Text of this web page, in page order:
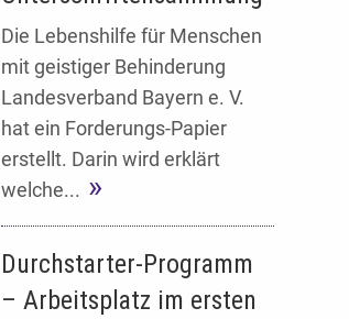
Die Lebenshilfe für Menschen
mit geistiger Behinderung
Landesverband Bayern e. V.
hat ein Forderungs-Papier
erstellt. Darin wird erklärt
welche...
Durchstarter-Programm
– Arbeitsplatz im ersten